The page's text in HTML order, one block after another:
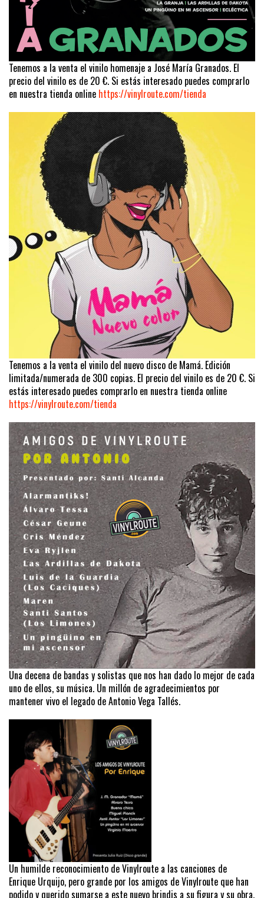
Tenemos a la venta el vinilo homenaje a José María Granados. El
precio del vinilo es de 20 €. Si estás interesado puedes comprarlo
en nuestra tienda online https://vinylroute.com/tienda
Tenemos a la venta el vinilo del nuevo disco de Mamá. Edición
limitada/numerada de 300 copias. El precio del vinilo es de 20 €. Si
estás interesado puedes comprarlo en nuestra tienda online
https://vinylroute.com/tienda
Una decena de bandas y solistas que nos han dado lo mejor de cada
uno de ellos, su música. Un millón de agradecimientos por
mantener vivo el legado de Antonio Vega Tallés.
Un humilde reconocimiento de Vinylroute a las canciones de
Enrique Urquijo, pero grande por los amigos de Vinylroute que han
podido y querido sumarse a este nuevo brindis a su figura y su obra.